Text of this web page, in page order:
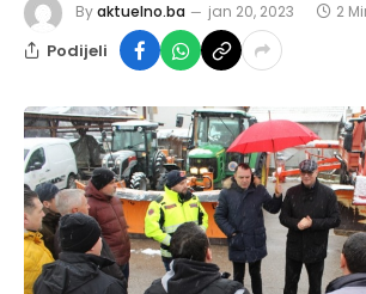
Byaktuelno.ba jan 20, 2023 2
Podijeli